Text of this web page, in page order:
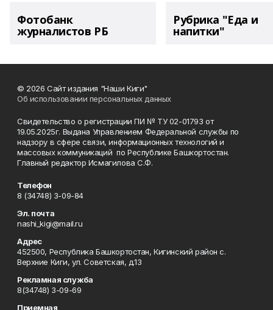
Фотобанк
журналистов РБ
Рубрика "Еда и
напитки"
© 2026 Сайт издания "Наши Киги"
Об использовании персональных данных
Свидетельство о регистрации ПИ № ТУ 02-01793 от
19.05.2025г. Выдана Управлением Федеральной службы по
надзору в сфере связи, информационных технологий и
массовых коммуникаций по Республике Башкортостан.
Главный редактор Исмагилова С.Ф.
Телефон
8 (34748) 3-09-84
Эл. почта
nashi_kigi@mail.ru
Адрес
452500, Республика Башкортостан, Кигинский район с.
Верхние Киги, ул. Советская, д.13
Рекламная служба
8(34748) 3-09-69
Приемная